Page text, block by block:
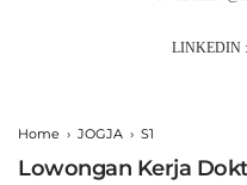
LINKEDIN
Home › JOGJA › S1
Lowongan Kerja